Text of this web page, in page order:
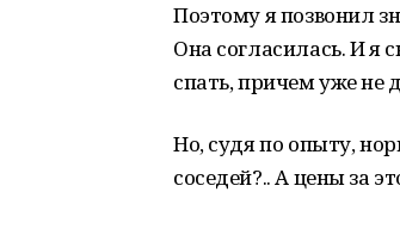
Поэтому я позвонил
Она согласилась. И я
спать, причем уже не
Но, судя по опыту,
соседей?.. А цены за